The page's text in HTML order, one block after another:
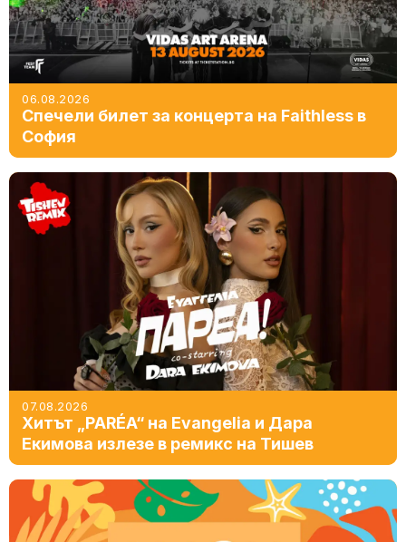
06.08.2026
Спечели билет за концерта на Faithless в
София
07.08.2026
Хитът „PARÉA“ на Evangelia и Дара
Екимова излезе в ремикс на Тишев